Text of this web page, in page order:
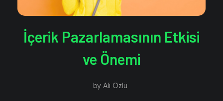
İçerik Pazarlamasının Etkisi
ve Önemi
by Ali Özlü